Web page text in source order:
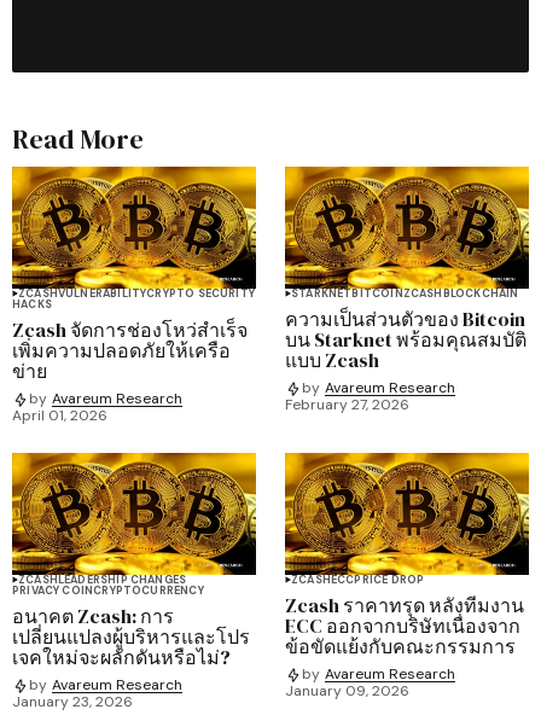
Read More
ZCASHVULNERABILITYCRYPTO SECURITY
HACKS
Zcash จัดการช่องโหว่สำเร็จ
เพิ่มความปลอดภัยให้เครือ
ข่าย
by Avareum Research
April 01, 2026
STARKNETBITCOINZCASHBLOCKCHAIN
ความเป็นส่วนตัวของ Bitcoin
บน Starknet พร้อมคุณสมบัติ
แบบ Zcash
by Avareum Research
February 27, 2026
ZCASHLEADERSHIP CHANGES
PRIVACY COINCRYPTOCURRENCY
อนาคต Zcash: การ
เปลี่ยนแปลงผู้บริหารและโปร
เจคใหม่จะผลักดันหรือไม่?
by Avareum Research
January 23, 2026
ZCASHECCPRICE DROP
Zcash ราคาทรุด หลังทีมงาน
ECC ออกจากบริษัทเนื่องจาก
ข้อขัดแย้งกับคณะกรรมการ
by Avareum Research
January 09, 2026